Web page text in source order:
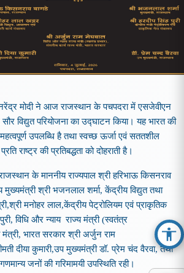
नरेंद्र मोदी ने आज राजस्थान के पचपदरा में एसजेवीएन
सौर विद्युत परियोजना का उद्घाटन किया। यह भारत की
उपलब्धि है तथा स्वच्छ ऊर्जा एवं सततशील
राष्ट्र की प्रतिबद्धता को दोहराती है।
के माननीय राज्यपाल श्री हरिभाऊ किसनराव
मुख्यमंत्री श्री भजनलाल शर्मा,केंद्रीय विद्युत तथा
,श्री मनोहर लाल,केंद्रीय पेट्रोलियम एवं प्राकृतिक
, विधि औरन्याय राज्य मंत्री(स्वतंत्र
मंत्री, भारत सरकारश्री अर्जुन राम
दीया कुमारी,उप मुख्यमंत्री डॉ.प्रेम चंदवैरवा,तथा
जनों की गरिमामयी उपस्थिति रही।